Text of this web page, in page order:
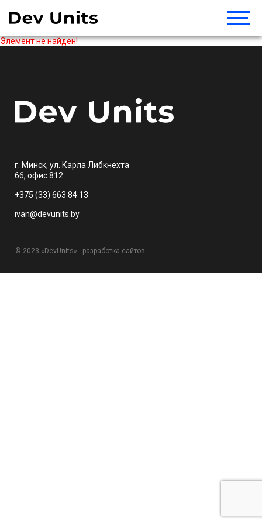
Элемент не найден!
г. Минск, ул. Карла Либкнехта
66, офис 812
+375 (33) 663 84 13
ivan@devunits.by
© 2023 «DevUnits» - разработка сайтов